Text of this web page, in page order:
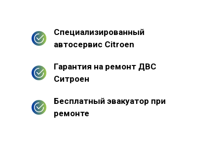
Специализированный
автосервис Citroen
Гарантия на ремонт ДВС
Ситроен
Бесплатный эвакуатор при
ремонте